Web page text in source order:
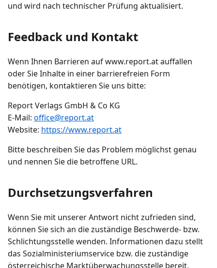
und wird nach technischer Prüfung aktualisiert.
Feedback und Kontakt
Wenn Ihnen Barrieren auf www.report.at auffallen
oder Sie Inhalte in einer barrierefreien Form
benötigen, kontaktieren Sie uns bitte:
Report Verlags GmbH & Co KG
E-Mail: office@report.at
Website: https://www.report.at
Bitte beschreiben Sie das Problem möglichst genau
und nennen Sie die betroffene URL.
Durchsetzungsverfahren
Wenn Sie mit unserer Antwort nicht zufrieden sind,
können Sie sich an die zuständige Beschwerde- bzw.
Schlichtungsstelle wenden. Informationen dazu stellt
das Sozialministeriumservice bzw. die zuständige
österreichische Marktüberwachungsstelle bereit.